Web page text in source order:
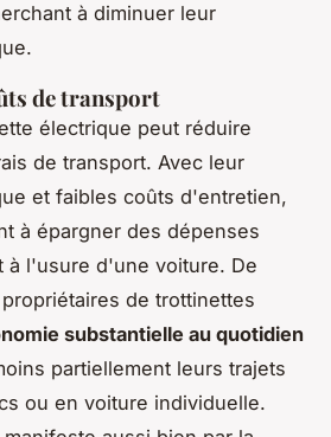
à diminuer leur
de transport
électrique peut réduire
de transport. Avec leur
et faibles coûts d'entretien,
à épargner des dépenses
à l'usure d'une voiture. De
de trottinettes
substantielle au quotidien
partiellement leurs trajets
ou en voiture individuelle.